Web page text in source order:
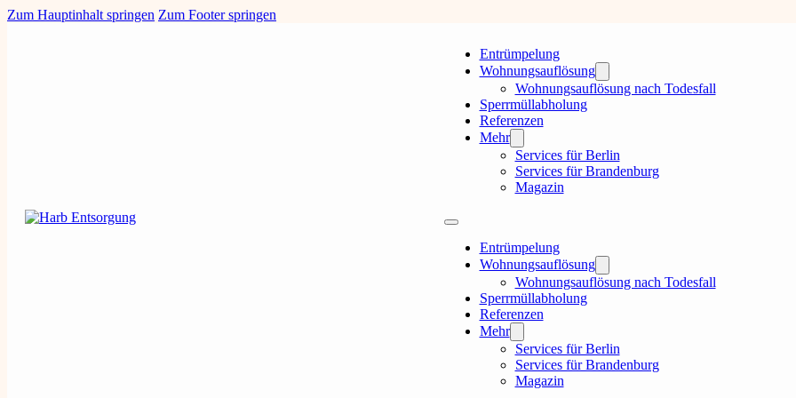
Zum Hauptinhalt springen Zum Footer springen
Entrümpelung
Wohnungsauflösung
Wohnungsauflösung nach Todesfall
Sperrmüllabholung
Referenzen
Mehr
Services für Berlin
Services für Brandenburg
Magazin
Entrümpelung
Wohnungsauflösung
Wohnungsauflösung nach Todesfall
Sperrmüllabholung
Referenzen
Mehr
Services für Berlin
Services für Brandenburg
Magazin